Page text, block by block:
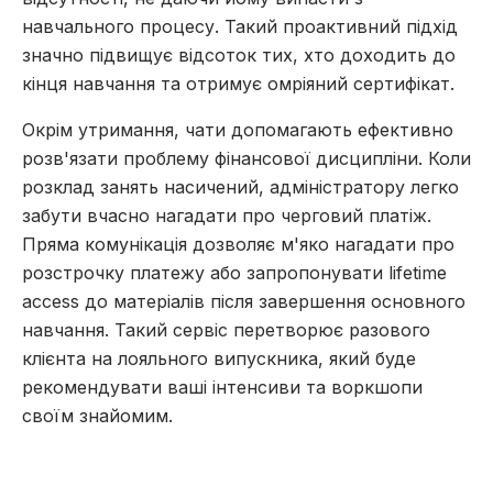
навчального процесу. Такий проактивний підхід
значно підвищує відсоток тих, хто доходить до
кінця навчання та отримує омріяний сертифікат.
Окрім утримання, чати допомагають ефективно
розв'язати проблему фінансової дисципліни. Коли
розклад занять насичений, адміністратору легко
забути вчасно нагадати про черговий платіж.
Пряма комунікація дозволяє м'яко нагадати про
розстрочку платежу або запропонувати lifetime
access до матеріалів після завершення основного
навчання. Такий сервіс перетворює разового
клієнта на лояльного випускника, який буде
рекомендувати ваші інтенсиви та воркшопи
своїм знайомим.